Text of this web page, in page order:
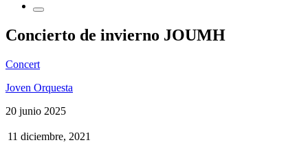
Concierto de invierno JOUMH
Concert
Joven Orquesta
20 junio 2025
11 diciembre, 2021